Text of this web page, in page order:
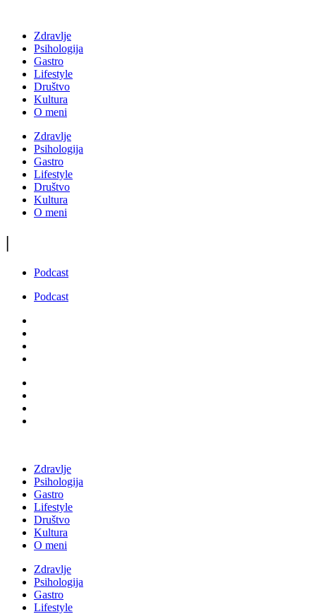
Zdravlje
Psihologija
Gastro
Lifestyle
Društvo
Kultura
O meni
Zdravlje
Psihologija
Gastro
Lifestyle
Društvo
Kultura
O meni
|
Podcast
Podcast
Zdravlje
Psihologija
Gastro
Lifestyle
Društvo
Kultura
O meni
Zdravlje
Psihologija
Gastro
Lifestyle